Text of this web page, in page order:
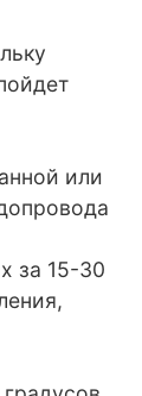
или
за 15-30